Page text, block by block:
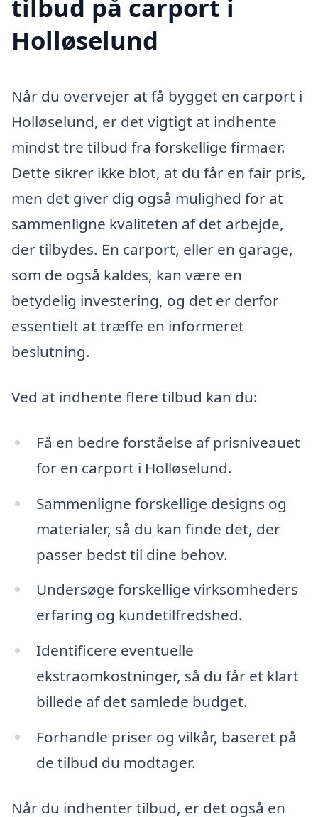
tilbud på carport i
Holløselund
Når du overvejer at få bygget en carport i
Holløselund, er det vigtigt at indhente
mindst tre tilbud fra forskellige firmaer.
Dette sikrer ikke blot, at du får en fair pris,
men det giver dig også mulighed for at
sammenligne kvaliteten af det arbejde,
der tilbydes. En carport, eller en garage,
som de også kaldes, kan være en
betydelig investering, og det er derfor
essentielt at træffe en informeret
beslutning.
Ved at indhente flere tilbud kan du:
Få en bedre forståelse af prisniveauet
for en carport i Holløselund.
Sammenligne forskellige designs og
materialer, så du kan finde det, der
passer bedst til dine behov.
Undersøge forskellige virksomheders
erfaring og kundetilfredshed.
Identificere eventuelle
ekstraomkostninger, så du får et klart
billede af det samlede budget.
Forhandle priser og vilkår, baseret på
de tilbud du modtager.
Når du indhenter tilbud, er det også en